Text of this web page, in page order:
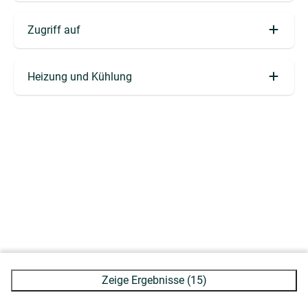
Parkeerplaats voor 1 auto (8)
Zugriff auf
Heizung und Kühlung
Zeige Ergebnisse (15)